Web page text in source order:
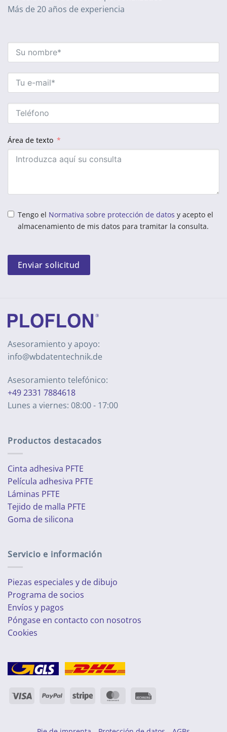
Más de 20 años de experiencia
Área de texto
Tengo el Normativa sobre protección de datos y acepto el
almacenamiento de mis datos para tramitar la consulta.
Enviar solicitud
Asesoramiento y apoyo:
info@wbdatentechnik.de
Asesoramiento telefónico:
+49 2331 7884618
Lunes a viernes: 08:00 - 17:00
Productos destacados
Cinta adhesiva PFTE
Película adhesiva PFTE
Láminas PFTE
Tejido de malla PFTE
Goma de silicona
Servicio e información
Piezas especiales y de dibujo
Programa de socios
Envíos y pagos
Póngase en contacto con nosotros
Cookies